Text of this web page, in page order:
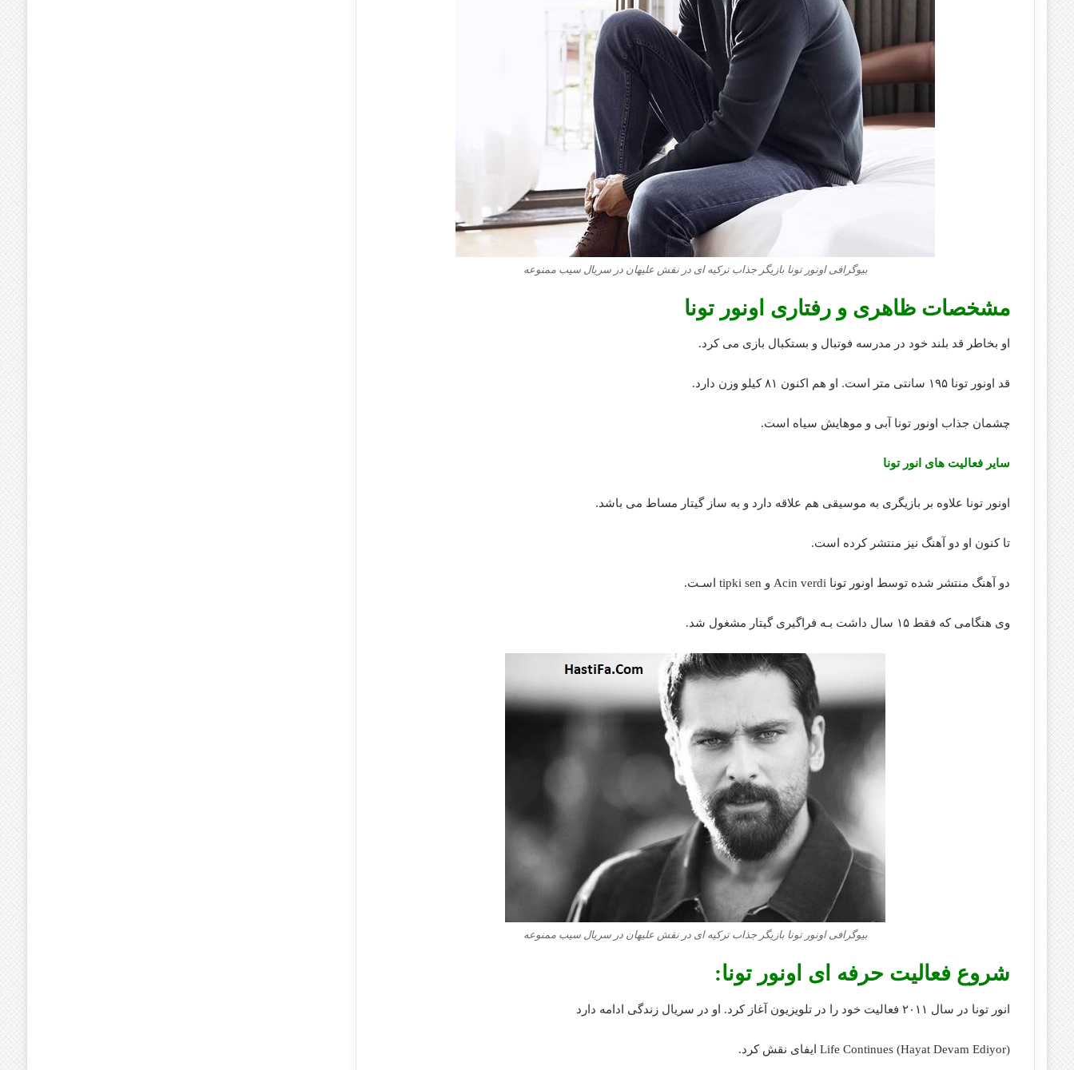
بیوگرافی اونور تونا بازیگر جذاب ترکیه ای در نقش علیهان در سریال سیب ممنوعه
مشخصات ظاهری و رفتاری اونور تونا
او بخاطر قد بلند خود در مدرسه فوتبال و بستکبال بازی می کرد.
قد اونور تونا ۱۹۵ سانتی متر است. او هم اکنون ۸۱ کیلو وزن دارد.
چشمان جذاب اونور تونا آبی و موهایش سیاه است.
سایر فعالیت های انور تونا
اونور تونا علاوه بر بازیگری به موسیقی هم علاقه دارد و به ساز گیتار مساط می باشد.
تا کنون او دو آهنگ نیز منتشر کرده است.
دو آهنگ منتشر شده توسط اونور تونا Acin verdi و tipki sen اسـت.
وی هنگامی که فقط ۱۵ سال داشت بـه فراگیری گیتار مشغول شد.
بیوگرافی اونور تونا بازیگر جذاب ترکیه ای در نقش علیهان در سریال سیب ممنوعه
شروع فعالیت حرفه ای اونور تونا:
انور تونا در سال ۲۰۱۱ فعالیت خود را در تلویزیون آغاز کرد. او در سریال زندگی ادامه دارد
Life Continues (Hayat Devam Ediyor) ایفای نقش کرد.